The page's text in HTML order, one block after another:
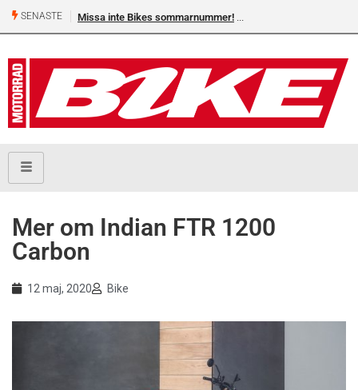
SENASTE Missa inte Bikes sommarnummer!
Mer om Indian FTR 1200
Carbon
12 maj, 2020 Bike